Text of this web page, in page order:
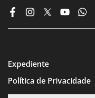
Expediente
Política de Privacidade